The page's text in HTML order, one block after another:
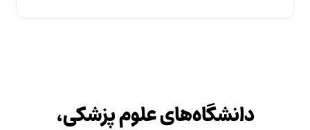
دانشگاه‌های علوم پزشکی،